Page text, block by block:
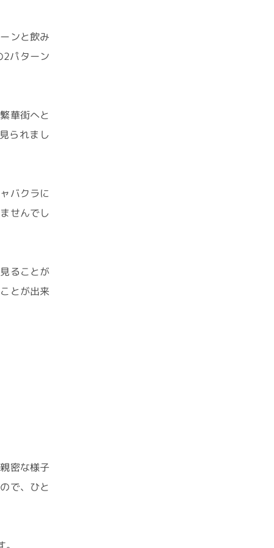
ンと飲み
2パターン
華街へと
られまし
バクラに
せんでし
ることが
とが出来
密な様子
で、ひと